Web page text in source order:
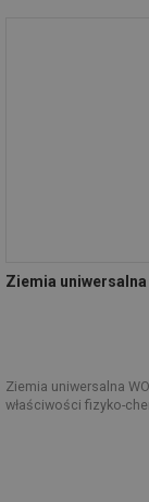
Ziemia uniwersalna
Ziemia uniwersalna
właściwości fizyko-